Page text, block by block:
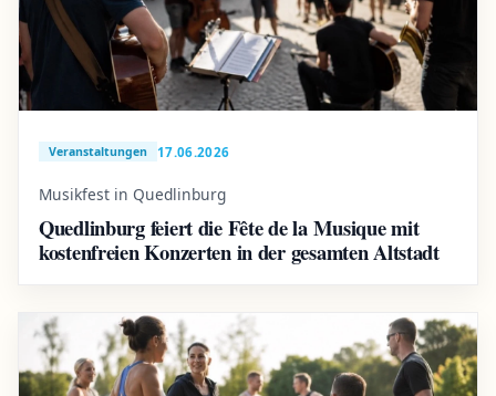
Veranstaltungen 17.06.2026
Musikfest in Quedlinburg
Quedlinburg feiert die Fête de la Musique mit
kostenfreien Konzerten in der gesamten Altstadt